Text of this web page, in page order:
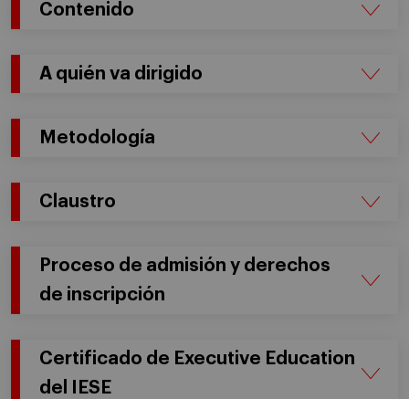
Contenido
A quién va dirigido
Metodología
Claustro
Proceso de admisión y derechos
de inscripción
Certificado de Executive Education
del IESE